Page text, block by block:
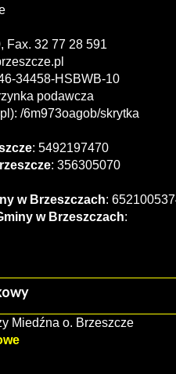
Fax. 32 77 28 591
34458-HSBWB-10
podawcza
/6m973oagob/skrytka
: 5492197470
: 356305070
w Brzeszczach:
w Brzeszczach:
Miedźna o. Brzeszcze